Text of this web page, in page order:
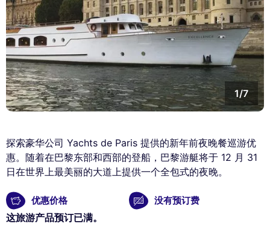
1/7
探索豪华公司 Yachts de Paris 提供的新年前夜晚餐巡游优
惠。随着在巴黎东部和西部的登船，巴黎游艇将于 12 月 31
日在世界上最美丽的大道上提供一个全包式的夜晚。
优惠价格 没有预订费
这旅游产品预订已满。